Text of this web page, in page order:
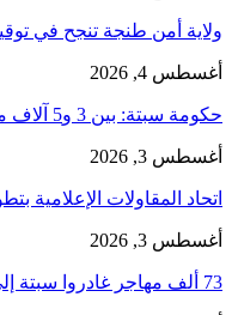
ولاية أمن طنجة تنجح في
أغسطس 4, 2026
حكومة سبتة: بين 3 و5 آلاف مهاجر ما زالوا داخل المدينة و862…
أغسطس 3, 2026
اتحاد المقاولات الإعلامية
أغسطس 3, 2026
73 ألف مهاجر غادروا سبتة إلى المغرب وعدد القتلى يرتفع لـ71